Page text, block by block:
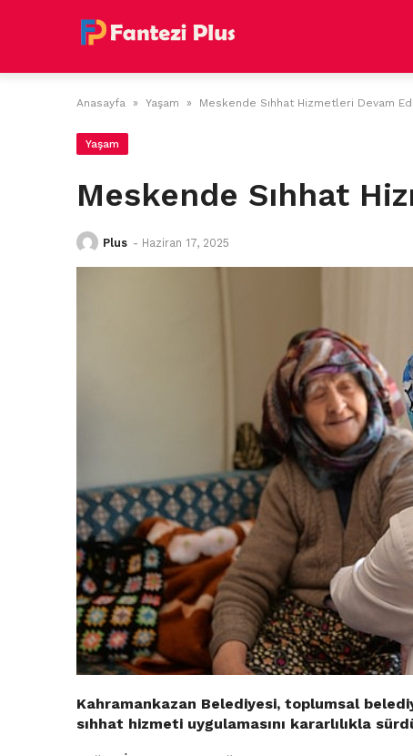
Anasayfa » Yaşam » Meskende Sıhhat Hizmetleri Devam
Yaşam
Meskende Sıhhat
Plus - Haziran 17, 2025
Kahramankazan Belediyesi, toplumsal
sıhhat hizmeti uygulamasını kararlılıkla